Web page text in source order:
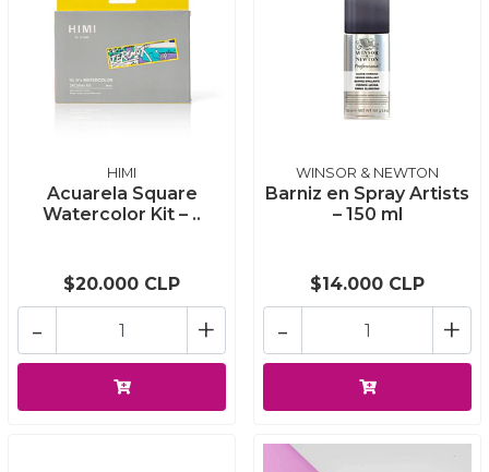
HIMI
Acuarela Square
Watercolor Kit – ..
$20.000 CLP
+
-
WINSOR & NEWTON
Barniz en Spray Artists
– 150 ml
$14.000 CLP
+
-